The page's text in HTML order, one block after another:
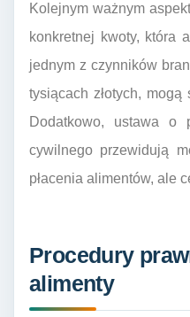
Kolejnym ważnym
konkretnej kwoty, która
jednym z czynników
tysiącach złotych,
Dodatkowo, ustawa o
cywilnego przewidują
płacenia alimentów, ale
Procedury
alimenty